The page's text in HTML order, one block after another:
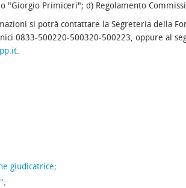
"Giorgio Primiceri"; d) Regolamento
si potrà contattare la Segreteria della
0833-500220-500320-500223, oppure al
.
giudicatrice;